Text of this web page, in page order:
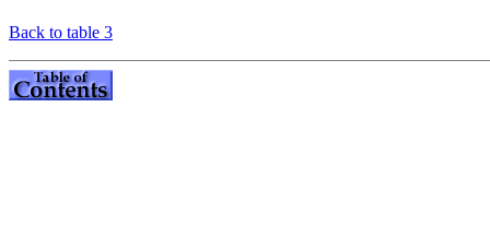
Back to table 3